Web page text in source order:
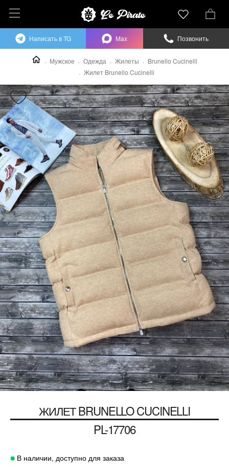
Мужское Одежда Жилеты
Brunello Cucinelli
Жилет Brunello Cucinelli
ЖИЛЕТBRUNELLO CUCINELLI
PL-17706
В наличии, доступно для заказа
Написать в TG Max Позвонить